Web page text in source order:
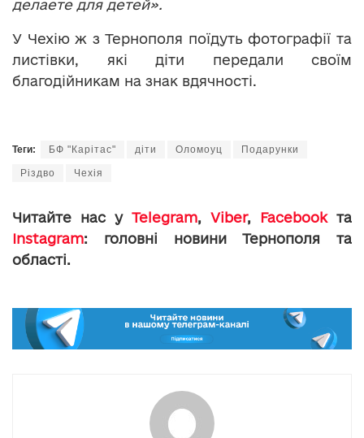
делаете для детей».
У Чехію ж з Тернополя поїдуть фотографії та
листівки, які діти передали своїм
благодійникам на знак вдячності.
Теги: БФ "Карітас" діти Оломоуц Подарунки
Різдво Чехія
Читайте нас у Telegram, Viber, Facebookта
Instagram: головні новини Тернополя та
області.